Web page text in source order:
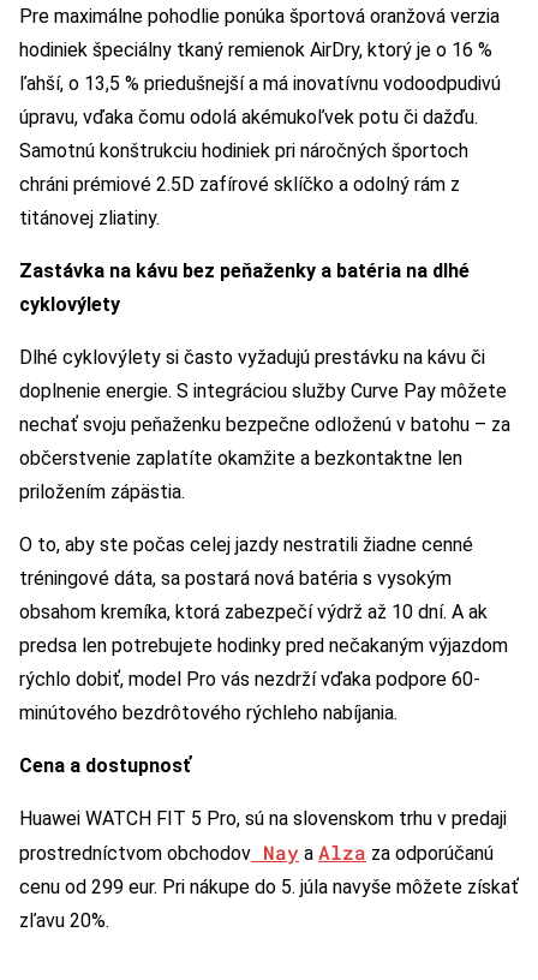
Pre maximálne pohodlie ponúka športová oranžová verzia
hodiniek špeciálny tkaný remienok AirDry, ktorý je o 16 %
ľahší, o 13,5 % priedušnejší a má inovatívnu vodoodpudivú
úpravu, vďaka čomu odolá akémukoľvek potu či dažďu.
Samotnú konštrukciu hodiniek pri náročných športoch
chráni prémiové 2.5D zafírové sklíčko a odolný rám z
titánovej zliatiny.
Zastávka na kávu bez peňaženky a batéria na dlhé
cyklovýlety
Dlhé cyklovýlety si často vyžadujú prestávku na kávu či
doplnenie energie. S integráciou služby Curve Pay môžete
nechať svoju peňaženku bezpečne odloženú v batohu – za
občerstvenie zaplatíte okamžite a bezkontaktne len
priložením zápästia.
O to, aby ste počas celej jazdy nestratili žiadne cenné
tréningové dáta, sa postará nová batéria s vysokým
obsahom kremíka, ktorá zabezpečí výdrž až 10 dní. A ak
predsa len potrebujete hodinky pred nečakaným výjazdom
rýchlo dobiť, model Pro vás nezdrží vďaka podpore 60-
minútového bezdrôtového rýchleho nabíjania.
Cena a dostupnosť
Huawei WATCH FIT 5 Pro, sú na slovenskom trhu v predaji
prostredníctvom obchodov Nay a Alza za odporúčanú
cenu od 299 eur. Pri nákupe do 5. júla navyše môžete získať
zľavu 20%.